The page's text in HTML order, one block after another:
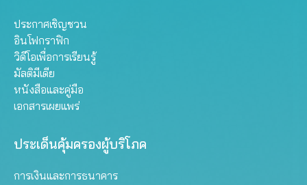
ประกาศเชิญชวน
อินโฟกราฟิก
วิดีโอเพื่อการเรียนรู้
มัลติมีเดีย
หนังสือและคู่มือ
เอกสารเผยแพร่
ประเด็นคุ้มครองผู้บริโภค
การเงินและการธนาคาร